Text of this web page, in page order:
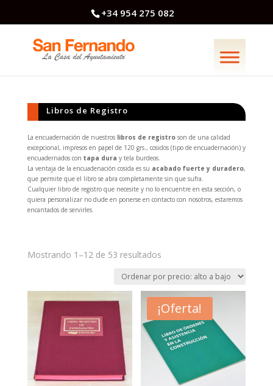
+34 954 275 082
Libros de Registro
La encuadernación de nuestros libros de registroson de una calidad
excepcional, impresos en papel de 120 grs., cosidos (tipo de encuadernación) y
encuadernados con tapa dura y tela burdeos.
La ventaja de la encuadenación cosida es su acabado fuerte y duradero,
que permite que el libro se abra completamente sin que sufra.
Cualquier libro de registro que necesite y no lo encuentre en esta sección, o
quiera personalizar no dude en ponerse en contacto con nosotros, estaremos
encantados de servirles.
Mostrando 1–12 de 53 resultadosOrdenado
precio:
alto
a
bajo
¡Oferta!